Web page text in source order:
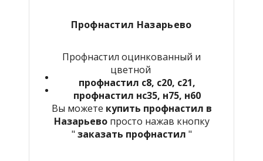
Профнастил Назарьево
Профнастил оцинкованный и
цветной
профнастил с8, с20, с21,
профнастил нс35, н75, н60
Вы можете купить профнастил в
Назарьево просто нажав кнопку
" заказать профнастил "